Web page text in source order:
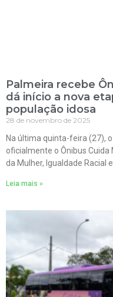
Palmeira recebe
dá início a nova
população idosa
28 de novembro de 2025
Na última quinta-feira (27),
oficialmente o Ônibus
da Mulher, Igualdade Racial
Leia mais »